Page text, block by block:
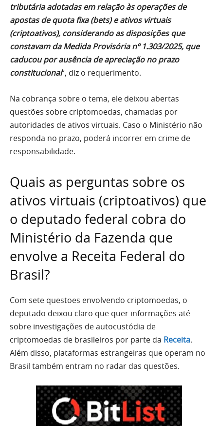
tributária adotadas em relação às operações de
apostas de quota fixa (bets) e ativos virtuais
(criptoativos), considerando as disposições que
constavam da Medida Provisória nº 1.303/2025, que
caducou por ausência de apreciação no prazo
constitucional“, diz o requerimento.
Na cobrança sobre o tema, ele deixou abertas
questões sobre criptomoedas, chamadas por
autoridades de ativos virtuais. Caso o Ministério não
responda no prazo, poderá incorrer em crime de
responsabilidade.
Quais as perguntas sobre os
ativos virtuais (criptoativos) que
o deputado federal cobra do
Ministério da Fazenda que
envolve a Receita Federal do
Brasil?
Com sete questoes envolvendo criptomoedas, o
deputado deixou claro que quer informações até
sobre investigações de autocustódia de
criptomoedas de brasileiros por parte da Receita.
Além disso, plataformas estrangeiras que operam no
Brasil também entram no radar das questões.